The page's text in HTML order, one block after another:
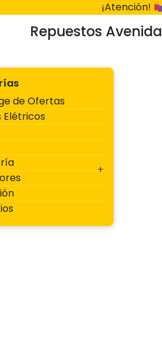
¡Atención!
Repuestos Avenida
de Ofertas
Elétricos